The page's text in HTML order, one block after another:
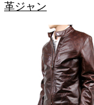
革ジャン